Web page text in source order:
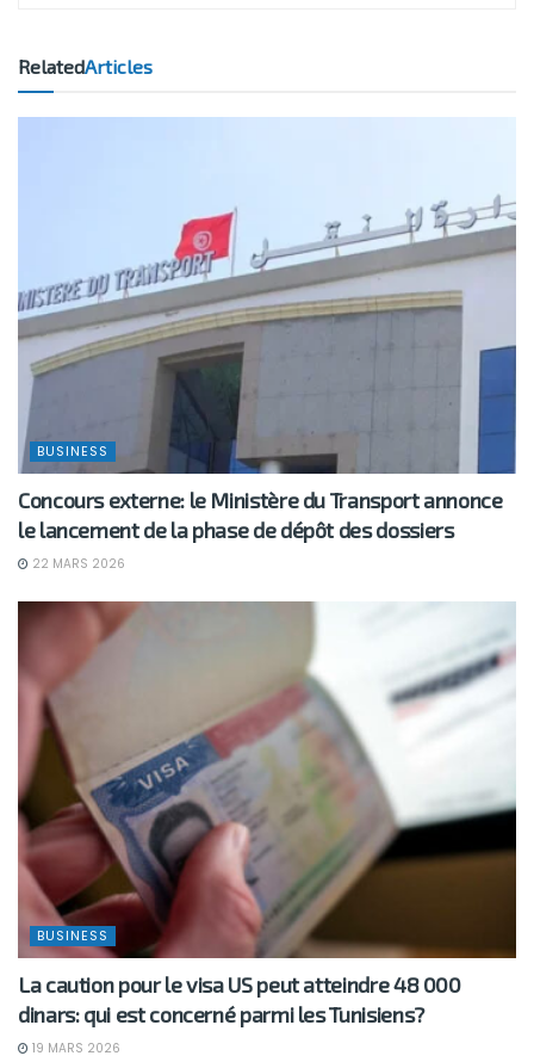
RelatedArticles
BUSINESS
Concours externe: le Ministère du Transport annonce
le lancement de la phase de dépôt des dossiers
22 MARS 2026
BUSINESS
La caution pour le visa US peut atteindre 48 000
dinars: qui est concerné parmi les Tunisiens?
19 MARS 2026